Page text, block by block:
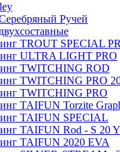
Ручей
TROUT SPECIAL
ULTRA LIGHT PRO
TWITCHING ROD
TWITCHING PRO
TWITCHING PRO
TAIFUN Torzite
TAIFUN SPECIAL
TAIFUN Rod - S 20
TAIFUN 2020 EVA